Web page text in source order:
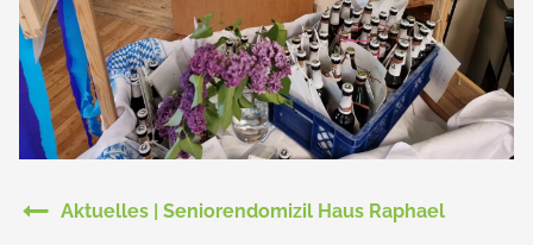
Aktuelles | Seniorendomizil Haus Raphael